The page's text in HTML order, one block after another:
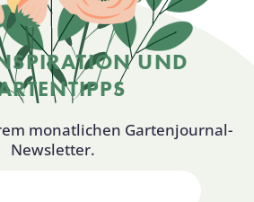
UND
monatlichen Gartenjournal-
Newsletter.